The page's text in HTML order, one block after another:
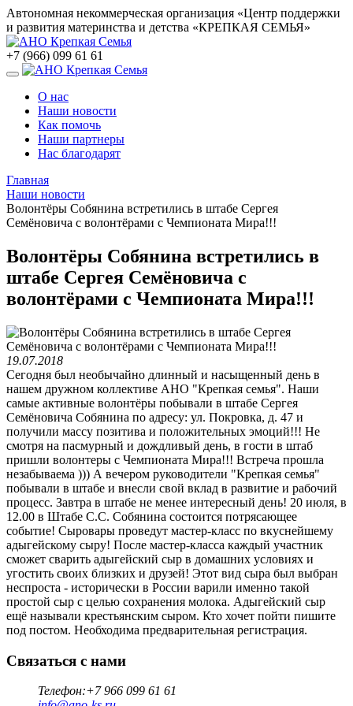
Автономная некоммерческая организация «Центр поддержки
и развития материнства и детства «КРЕПКАЯ СЕМЬЯ»
+7 (966) 099 61 61
О нас
Наши новости
Как помочь
Наши партнеры
Нас благодарят
Главная
Наши новости
Волонтёры Собянина встретились в штабе Сергея
Семёновича с волонтёрами с Чемпионата Мира!!!
Волонтёры Собянина встретились в
штабе Сергея Семёновича с
волонтёрами с Чемпионата Мира!!!
19.07.2018
Сегодня был необычайно длинный и насыщенный день в
нашем дружном коллективе АНО "Крепкая семья". Наши
самые активные волонтёры побывали в штабе Сергея
Семёновича Собянина по адресу: ул. Покровка, д. 47 и
получили массу позитива и положительных эмоций!!! Не
смотря на пасмурный и дождливый день, в гости в штаб
пришли волонтеры с Чемпионата Мира!!! Встреча прошла
незабываема ))) А вечером руководители "Крепкая семья"
побывали в штабе и внесли свой вклад в развитие и рабочий
процесс. Завтра в штабе не менее интересный день! 20 июля, в
12.00 в Штабе С.С. Собянина состоится потрясающее
событие! Сыровары проведут мастер-класс по вкуснейшему
адыгейскому сыру! После мастер-класса каждый участник
сможет сварить адыгейский сыр в домашних условиях и
угостить своих близких и друзей! Этот вид сыра был выбран
неспроста - исторически в России варили именно такой
простой сыр с целью сохранения молока. Адыгейский сыр
ещё называли крестьянским сыром. Кто хочет пойти пишите
под постом. Необходима предварительная регистрация.
Связаться с нами
Телефон:+7 966 099 61 61